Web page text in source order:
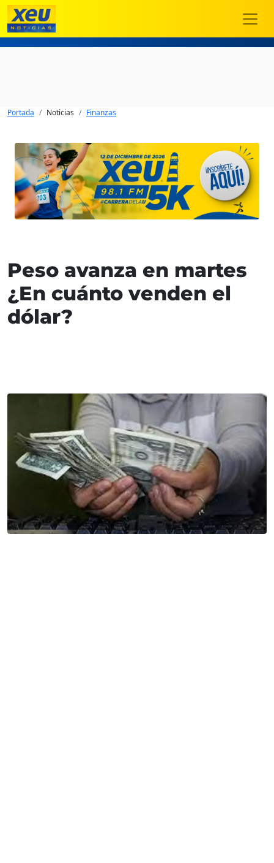
Portada Noticias Finanzas
Peso avanza en martes
¿En cuánto venden el
dólar?